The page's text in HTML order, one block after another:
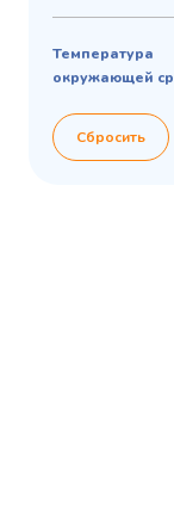
Температура
окружающей
Сбросить